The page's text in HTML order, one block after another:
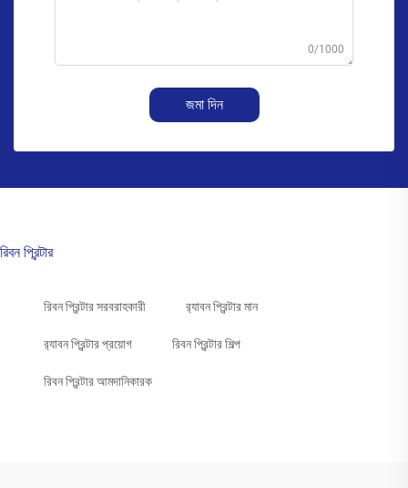
0/1000
জমা দিন
রিবন প্রিন্টার
রিবন প্রিন্টার সরবরাহকারী র‍্যাবন প্রিন্টার মান
র‍্যাবন প্রিন্টার প্রয়োগ রিবন প্রিন্টার শিল্প
রিবন প্রিন্টার আমদানিকারক